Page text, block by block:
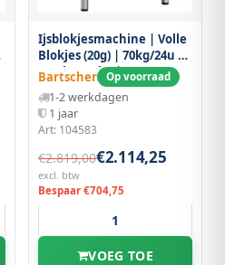
Ijsblokjesmachine | Volle
Blokjes (20g) | 70kg/24u |
Bunker 42kg |
Luchtgekoeld |
705x580x910(h)mm
Bartscher Op voorraad
1-2 werkdagen
1 jaar
Art: 104583
€2.819,00€2.114,25
excl. btw
Bespaar €704,75
VOEG TOE